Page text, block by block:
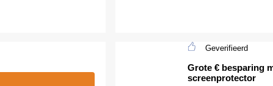
Geverifieerd
Grote € besparing
screenprotector